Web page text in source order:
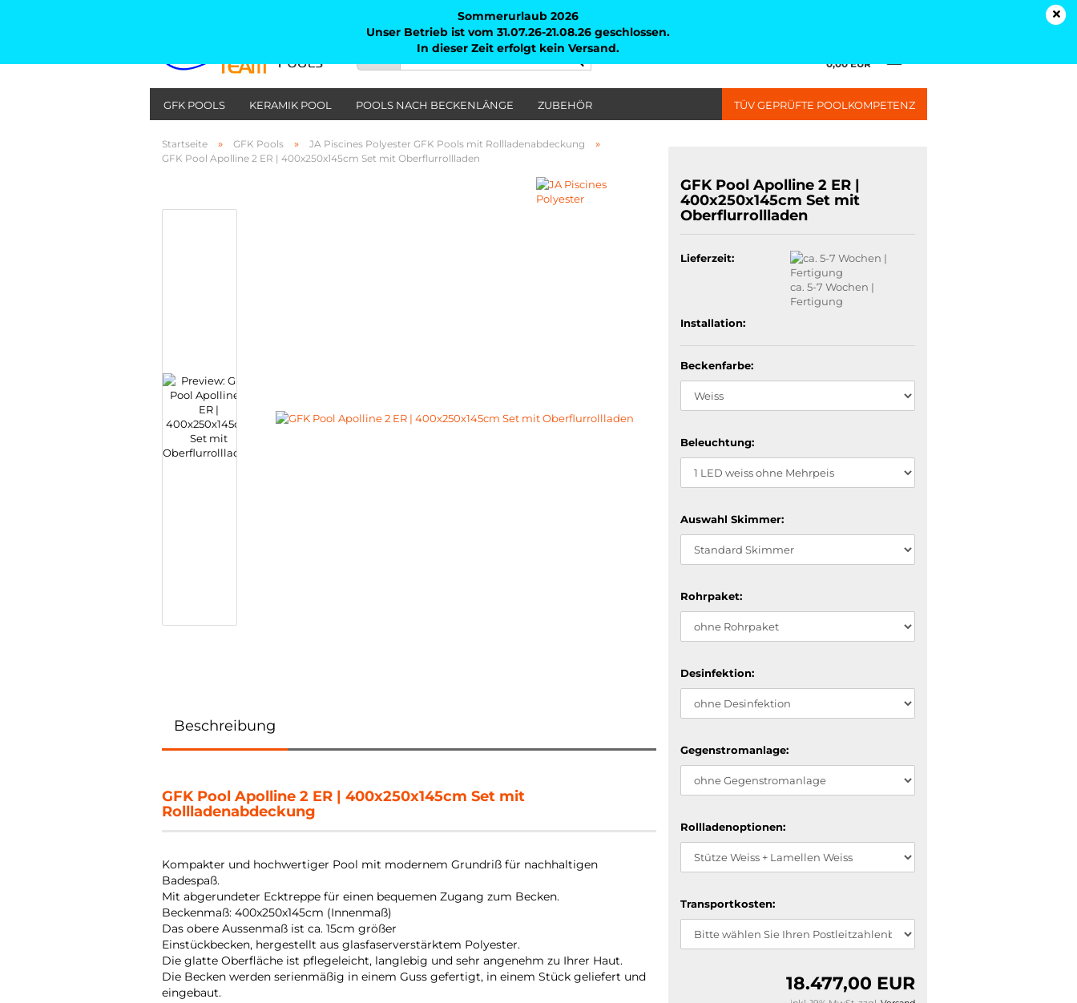
Suche...
0,00 EUR
Sommerurlaub 2026
Unser Betrieb ist vom 31.07.26-21.08.26 geschlossen.
In dieser Zeit erfolgt kein Versand.
GFK POOLS KERAMIK POOL POOLS NACH BECKENLÄNGE ZUBEHÖR TÜV GEPRÜFTE POOLKOMPETENZ
Startseite » GFK Pools » JA Piscines Polyester GFK Pools mit Rollladenabdeckung »
GFK Pool Apolline 2 ER | 400x250x145cm Set mit Oberflurrollladen
GFK Pool Apolline 2 ER |
400x250x145cm Set mit
Oberflurrollladen
Lieferzeit:
ca. 5-7 Wochen |
Fertigung
Installation:
Beckenfarbe:
Beleuchtung:
Auswahl Skimmer:
Rohrpaket:
Desinfektion:
Gegenstromanlage:
Rollladenoptionen:
Transportkosten:
18.477,00 EUR
Beschreibung
GFK Pool Apolline 2 ER | 400x250x145cm Set mit
Rollladenabdeckung
Kompakter und hochwertiger Pool mit modernem Grundriß für nachhaltigen
Badespaß.
Mit abgerundeter Ecktreppe für einen bequemen Zugang zum Becken.
Beckenmaß: 400x250x145cm (Innenmaß)
Das obere Aussenmaß ist ca. 15cm größer
Einstückbecken, hergestellt aus glasfaserverstärktem Polyester.
Die glatte Oberfläche ist pflegeleicht, langlebig und sehr angenehm zu Ihrer Haut.
Die Becken werden serienmäßig in einem Guss gefertigt, in einem Stück geliefert und
eingebaut.